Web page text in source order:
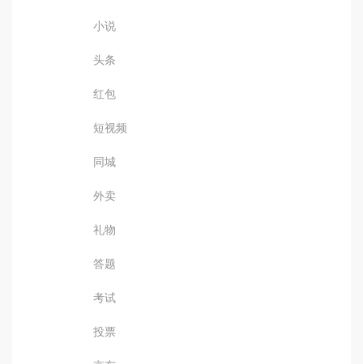
小说
头条
红包
短视频
同城
外卖
礼物
答题
考试
投票